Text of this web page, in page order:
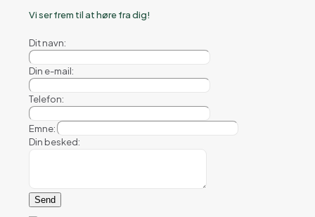
Vi ser frem til at høre fra dig!
Dit navn:
Din e-mail:
Telefon:
Emne:
Din besked: